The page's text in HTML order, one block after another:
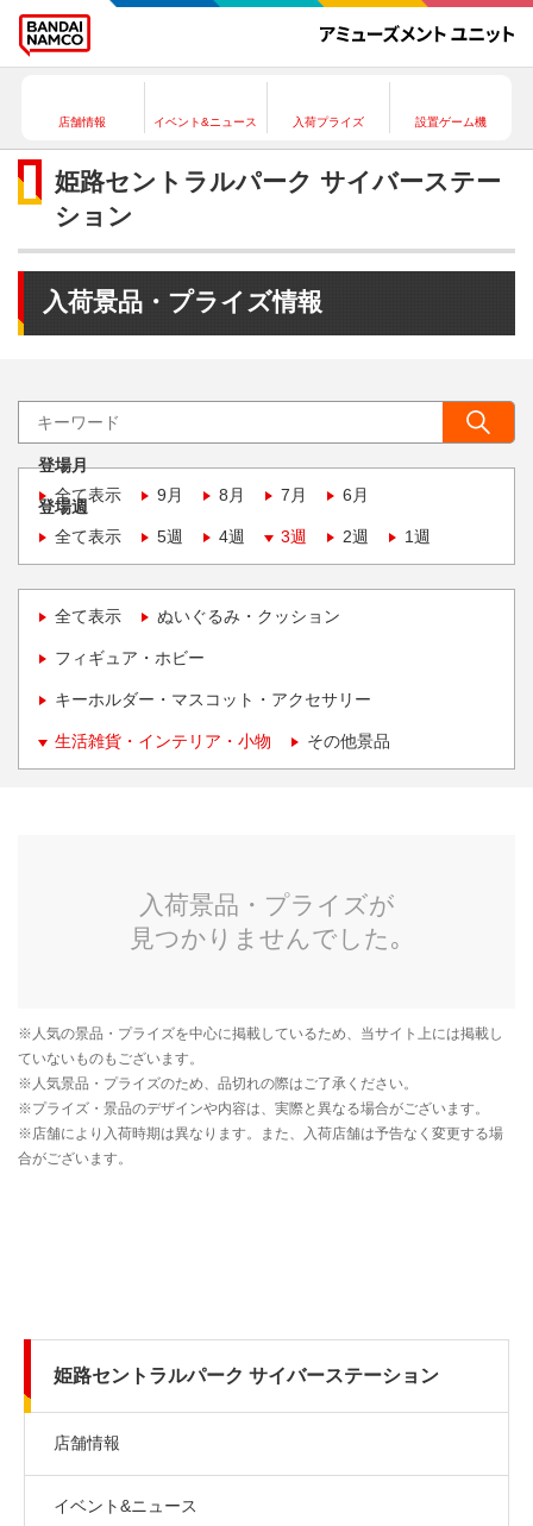
店舗情報 イベント&ニュース 入荷プライズ 設置ゲーム機
姫路セントラルパーク サイバーステー
ション
入荷景品・プライズ情報
登場月
全て表示
9月 8月 7月 6月
登場週
全て表示
5週 4週 3週 2週 1週
全て表示 ぬいぐるみ・クッション
フィギュア・ホビー
キーホルダー・マスコット・アクセサリー
生活雑貨・インテリア・小物 その他景品
姫路セントラルパーク サイバーステーション
店舗情報
イベント&ニュース